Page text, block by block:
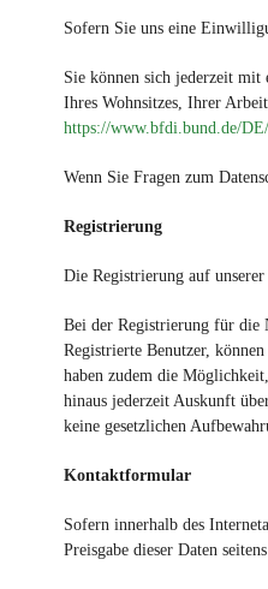
Sofern Sie uns eine
Sie können sich jederzeit mit
Ihres Wohnsitzes, Ihrer
https://www.bfdi.bund.de/
Wenn Sie Fragen zum
Registrierung
Die Registrierung auf
Bei der Registrierung für die
Registrierte Benutzer,
haben zudem die
hinaus jederzeit Auskunft
keine gesetzlichen
Kontaktformular
Sofern innerhalb des
Preisgabe dieser Daten